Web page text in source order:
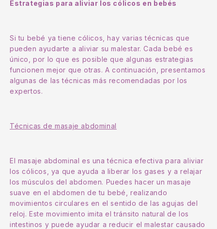
Estrategias para aliviar los cólicos en bebés
Si tu bebé ya tiene cólicos, hay varias técnicas que
pueden ayudarte a aliviar su malestar. Cada bebé es
único, por lo que es posible que algunas estrategias
funcionen mejor que otras. A continuación, presentamos
algunas de las técnicas más recomendadas por los
expertos.
Técnicas de masaje abdominal
El masaje abdominal es una técnica efectiva para aliviar
los cólicos, ya que ayuda a liberar los gases y a relajar
los músculos del abdomen. Puedes hacer un masaje
suave en el abdomen de tu bebé, realizando
movimientos circulares en el sentido de las agujas del
reloj. Este movimiento imita el tránsito natural de los
intestinos y puede ayudar a reducir el malestar causado